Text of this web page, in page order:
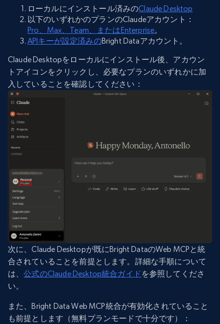
ローカルにインストール済みのClaude Desktop
以下のいずれかのプランのClaudeアカウント：
Pro、Max、Team、またはEnterprise。
APIキーが設定済みのBright Dataアカウント。
Claude Desktopをローカルにインストール後、アカウン
トアイコンをクリックし、必要なプランのいずれかに加
入していることを確認してください：
次に、Claude Desktopが既にBright DataのWeb MCPと統
合されていることを前提とします。詳細な手順について
は、公式のClaude Desktop統合ガイド を参照してくださ
い。
また、Bright Data Web MCP統合が有効化されていること
も前提とします（無料プランモードで十分です）：